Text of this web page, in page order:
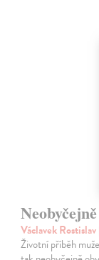
Václavek Rostislav
Životní příběh